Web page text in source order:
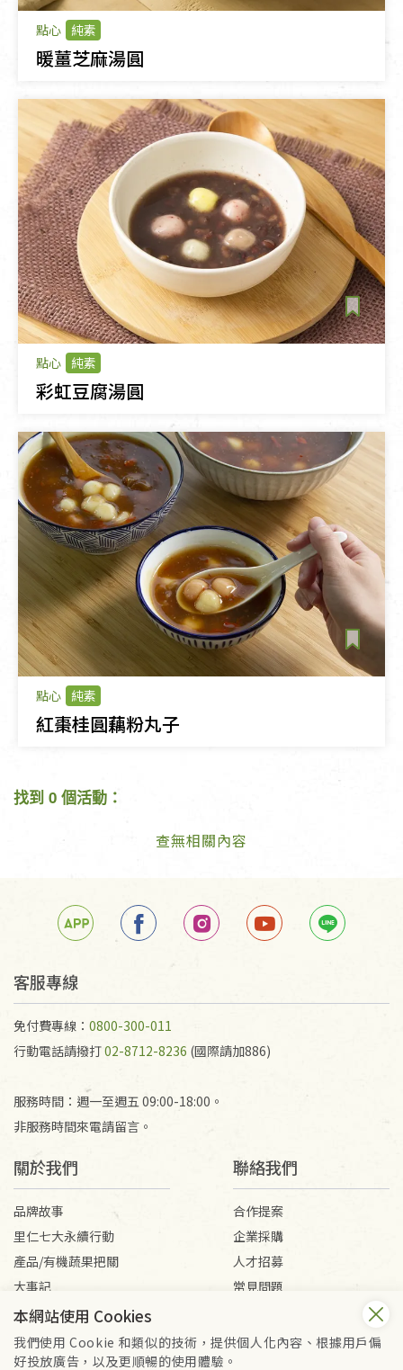
點心 純素
暖薑芝麻湯圓
點心 純素
彩虹豆腐湯圓
點心 純素
紅棗桂圓藕粉丸子
找到 0 個活動：
查無相關內容
客服專線
免付費專線： 0800-300-011
行動電話請撥打02-8712-8236 (國際請加886)
服務時間：週一至週五 09:00-18:00。
非服務時間來電請留言。
關於我們
品牌故事
里仁七大永續行動
產品/有機蔬果把關
大事記
媒體報導
聯絡我們
合作提案
企業採購
人才招募
常見問題
本網站使用 Cookies
我們使用 Cookie 和類似的技術，提供個人化內容、根據用戶偏
好投放廣告，以及更順暢的使用體驗。